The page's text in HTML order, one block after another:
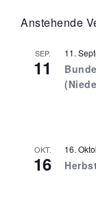
Anstehende
SEP.
11
11.
OKT.
16
16.